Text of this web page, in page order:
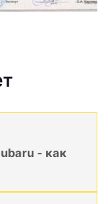
- как